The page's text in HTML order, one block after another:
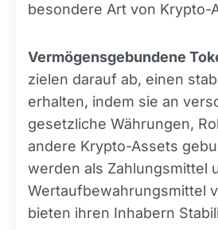
besondere Art von Krypto-
Vermögensgebundene
zielen darauf ab, einen
erhalten, indem sie an
gesetzliche Währungen,
andere Krypto-Assets
werden als Zahlungsmittel
Wertaufbewahrungsmittel
bieten ihren Inhabern